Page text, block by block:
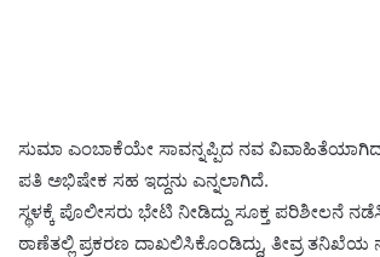
ಸುಮಾ ಎಂಬಾಕೆಯೇ ಸಾವನ್ನಪ್ಪಿದ ನವ
ಪತಿ ಅಭಿಷೇಕ ಸಹ ಇದ್ದನು ಎನ್ನಲಾಗಿದೆ.
ಸ್ಥಳಕ್ಕೆ ಪೊಲೀಸರು ಭೇಟಿ ನೀಡಿದ್ದು ಸೂಕ್ತ ಪರಿಶೀಲನೆ
ಠಾಣೆತಲ್ಲಿ ಪ್ರಕರಣ ದಾಖಲಿಸಿಕೊಂಡಿದ್ದು, ತೀವ್ರ ತನಿಖೆಯ